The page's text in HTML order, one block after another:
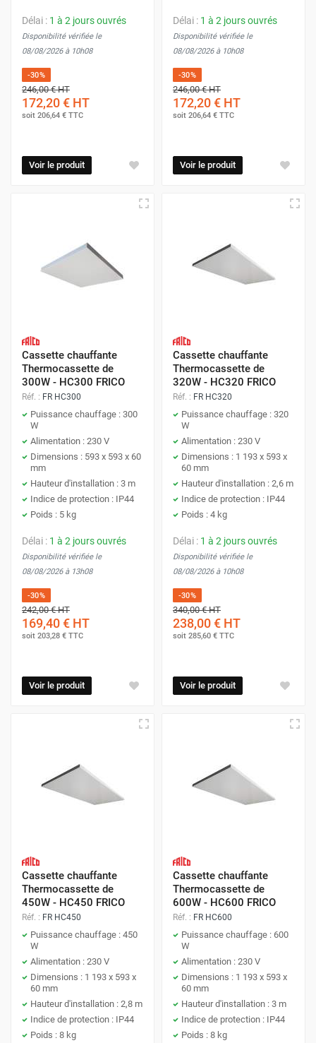
Délai : 1 à 2 jours ouvrés
Disponibilité vérifiée le
08/08/2026 à 10h08
-30%
246,00 €HT
172,20 € HT
soit 206,64 € TTC
Voir le produit
Délai : 1 à 2 jours ouvrés
Disponibilité vérifiée le
08/08/2026 à 10h08
-30%
246,00 €HT
172,20 € HT
soit 206,64 € TTC
Voir le produit
Cassette chauffante
Thermocassette de
300W - HC300 FRICO
Réf. : FR HC300
Puissance chauffage : 300
W
Alimentation : 230 V
Dimensions : 593 x 593 x 60
mm
Hauteur d'installation : 3 m
Indice de protection : IP44
Poids : 5 kg
Délai : 1 à 2 jours ouvrés
Disponibilité vérifiée le
08/08/2026 à 13h08
-30%
242,00 €HT
169,40 € HT
soit 203,28 € TTC
Voir le produit
Cassette chauffante
Thermocassette de
320W - HC320 FRICO
Réf. : FR HC320
Puissance chauffage : 320
W
Alimentation : 230 V
Dimensions : 1 193 x 593 x
60 mm
Hauteur d'installation : 2,6 m
Indice de protection : IP44
Poids : 4 kg
Délai : 1 à 2 jours ouvrés
Disponibilité vérifiée le
08/08/2026 à 10h08
-30%
340,00 €HT
238,00 € HT
soit 285,60 € TTC
Voir le produit
Cassette chauffante
Thermocassette de
450W - HC450 FRICO
Réf. : FR HC450
Puissance chauffage : 450
W
Alimentation : 230 V
Dimensions : 1 193 x 593 x
60 mm
Hauteur d'installation : 2,8 m
Indice de protection : IP44
Poids : 8 kg
Cassette chauffante
Thermocassette de
600W - HC600 FRICO
Réf. : FR HC600
Puissance chauffage : 600
W
Alimentation : 230 V
Dimensions : 1 193 x 593 x
60 mm
Hauteur d'installation : 3 m
Indice de protection : IP44
Poids : 8 kg